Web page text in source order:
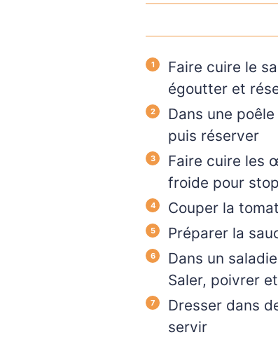
Faire cuire le
égoutter et
Dans une
puis réserver
Faire cuire les
froide pour
Couper la
Préparer la
Dans un
Saler, poivrer
Dresser dans
servir